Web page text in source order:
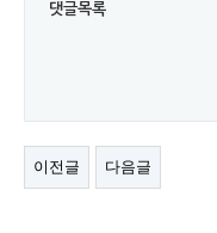
댓글목록
이전글 다음글